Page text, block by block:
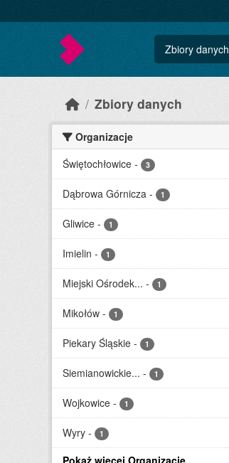
Zbiory danych
Zbiory danych
Organizacje
Świętochłowice - 3
Dąbrowa Górnicza - 1
Gliwice - 1
Imielin - 1
Miejski Ośrodek... - 1
Mikołów - 1
Piekary Śląskie - 1
Siemianowickie... - 1
Wojkowice - 1
Wyry - 1
Pokaż więcej Organizacje